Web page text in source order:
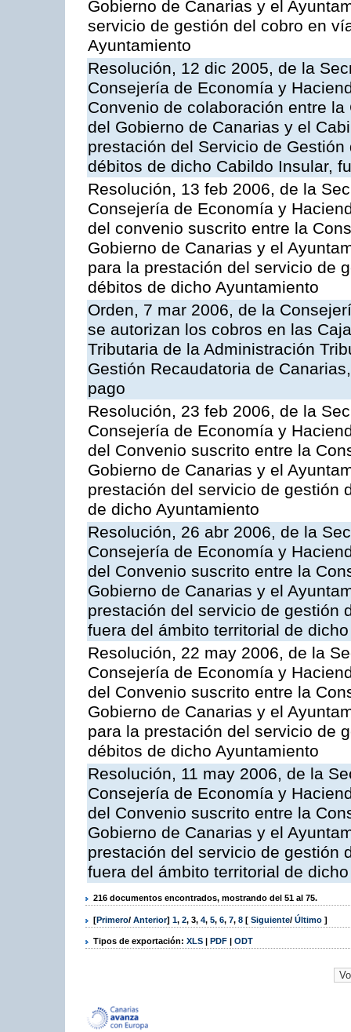
Gobierno de Canarias y el
servicio de gestión del cobro en
Ayuntamiento
Resolución, 12 dic 2005, de la
Consejería de Economía y
Convenio de colaboración entre
del Gobierno de Canarias y el
prestación del Servicio de
débitos de dicho Cabildo Insular,
Resolución, 13 feb 2006, de la
Consejería de Economía y
del convenio suscrito entre la
Gobierno de Canarias y el
para la prestación del servicio de
débitos de dicho Ayuntamiento
Orden, 7 mar 2006, de la
se autorizan los cobros en las
Tributaria de la Administración
Gestión Recaudatoria de
pago
Resolución, 23 feb 2006, de la
Consejería de Economía y
del Convenio suscrito entre la
Gobierno de Canarias y el
prestación del servicio de gestión
de dicho Ayuntamiento
Resolución, 26 abr 2006, de la
Consejería de Economía y
del Convenio suscrito entre la
Gobierno de Canarias y el
prestación del servicio de gestión
fuera del ámbito territorial de
Resolución, 22 may 2006, de la
Consejería de Economía y
del Convenio suscrito entre la
Gobierno de Canarias y el
para la prestación del servicio de
débitos de dicho Ayuntamiento
Resolución, 11 may 2006, de la
Consejería de Economía y
del Convenio suscrito entre la
Gobierno de Canarias y el
prestación del servicio de gestión
fuera del ámbito territorial de
216 documentos encontrados, mostrando del 51 al 75.
[Primero/ Anterior] 1, 2, 3, 4, 5, 6, 7, 8 [ Siguiente/ Último ]
Tipos de exportación: XLS | PDF | ODT